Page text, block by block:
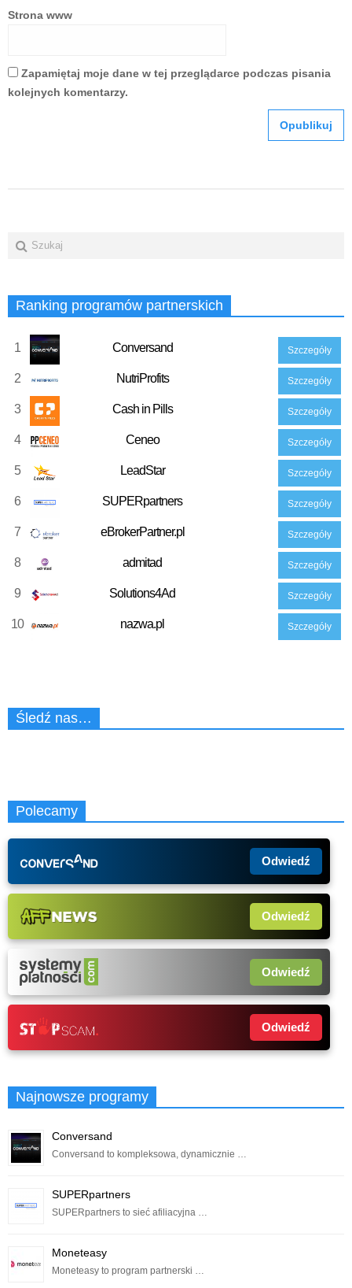
Strona www
Zapamiętaj moje dane w tej przeglądarce podczas pisania
kolejnych komentarzy.
Ranking programów partnerskich
1 Conversand Szczegóły
2 NutriProfits Szczegóły
3 Cash in Pills Szczegóły
4 Ceneo Szczegóły
5 LeadStar Szczegóły
6 SUPERpartners Szczegóły
7 eBrokerPartner.pl Szczegóły
8 admitad Szczegóły
9 Solutions4Ad Szczegóły
10 nazwa.pl Szczegóły
Śledź nas…
Polecamy
Odwiedź
Odwiedź
Odwiedź
Odwiedź
Najnowsze programy
Conversand
Conversand to kompleksowa, dynamicznie …
SUPERpartners
SUPERpartners to sieć afiliacyjna …
Moneteasy
Moneteasy to program partnerski …